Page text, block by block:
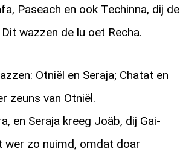
Paseach en ook Techinna, dij de
wazzen de lu oet Recha.
Otniël en Seraja; Chatat en
zeuns van Otniël.
en Seraja kreeg Joäb, dij Gai-
wer zo nuimd, omdat doar